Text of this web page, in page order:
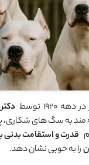
۱۹۲۰ توسط
مند به سگ ‌های
قدرت و استقامت بدنی
را به‌ خوبی نشان دهد.